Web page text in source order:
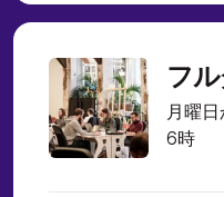
フ
月曜
6時